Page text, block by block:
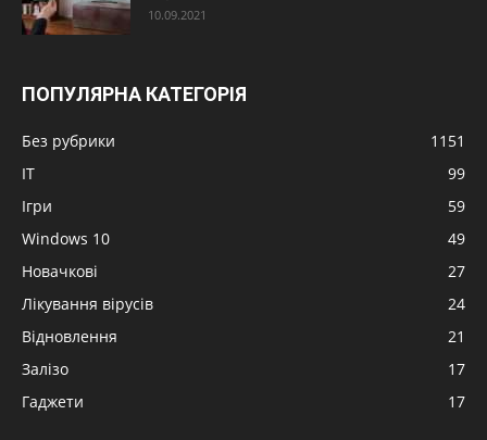
10.09.2021
ПОПУЛЯРНА КАТЕГОРІЯ
Без рубрики
1151
IT
99
Ігри
59
Windows 10
49
Новачкові
27
Лікування вірусів
24
Відновлення
21
Залізо
17
Гаджети
17